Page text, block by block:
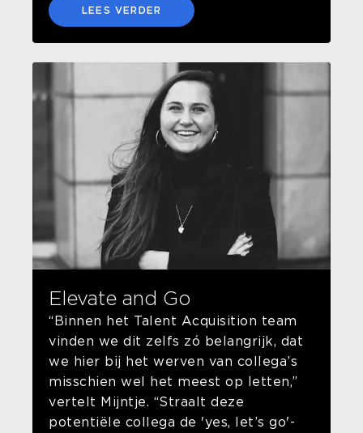
LEES VERDER
Elevate and Go
“Binnen het Talent Acquisition team
vinden we dit zelfs zó belangrijk, dat
we hier bij het werven van collega’s
misschien wel het meest op letten,”
vertelt Mijntje. “Straalt deze
potentiële collega de 'yes, let’s go'-